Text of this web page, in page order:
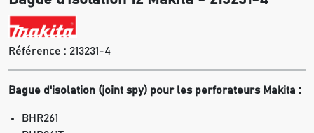
Référence : 213231-4
Bague d'isolation (joint spy) pour les perforateurs Makita :
BHR261